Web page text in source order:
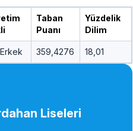
Taban
Puanı
Yüzdelik
Dilim
359,4276 18,01
Liseleri